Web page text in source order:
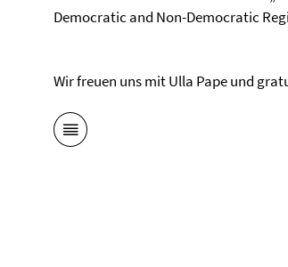
Democratic and Non-Democratic
Wir freuen uns mit Ulla Pape und